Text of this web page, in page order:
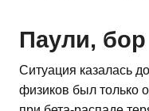
Паули,
Ситуация казалась
физиков был только